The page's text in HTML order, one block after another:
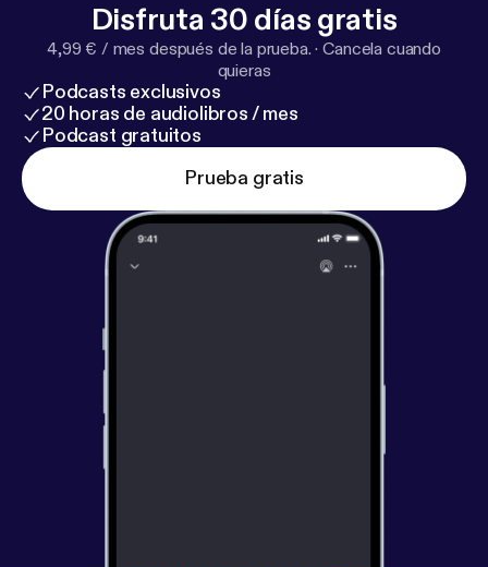
Disfruta 30 días gratis
4,99 € / mes después de la prueba. ·Cancela cuando
quieras
Podcasts exclusivos
20 horas de audiolibros / mes
Podcast gratuitos
Prueba gratis